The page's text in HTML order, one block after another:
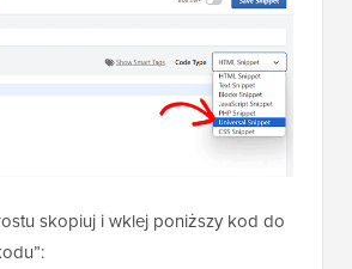
skopiuj i wklej poniższy kod do